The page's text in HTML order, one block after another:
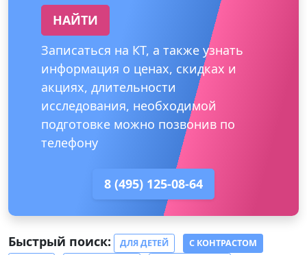
НАЙТИ
Записаться на КТ, а также узнать
информация о ценах, скидках и
акциях, длительности
исследования, необходимой
подготовке можно позвонив по
телефону
8 (495) 125-08-64
Быстрый поиск: ДЛЯ ДЕТЕЙ
С КОНТРАСТОМ